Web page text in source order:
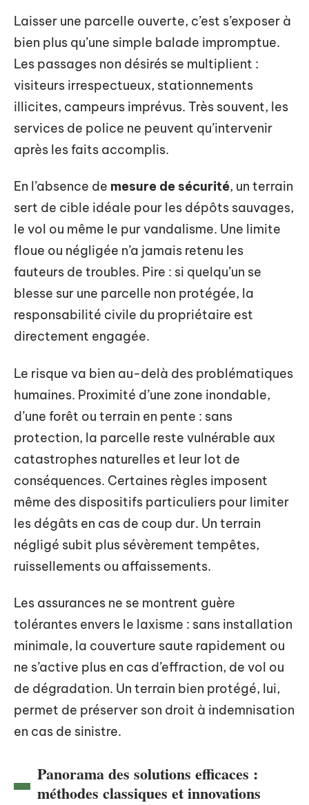
Laisser une parcelle ouverte, c’est s’exposer à
bien plus qu’une simple balade impromptue.
Les passages non désirés se multiplient :
visiteurs irrespectueux, stationnements
illicites, campeurs imprévus. Très souvent, les
services de police ne peuvent qu’intervenir
après les faits accomplis.
En l’absence de mesure de sécurité, un terrain
sert de cible idéale pour les dépôts sauvages,
le vol ou même le pur vandalisme. Une limite
floue ou négligée n’a jamais retenu les
fauteurs de troubles. Pire : si quelqu’un se
blesse sur une parcelle non protégée, la
responsabilité civile du propriétaire est
directement engagée.
Le risque va bien au-delà des problématiques
humaines. Proximité d’une zone inondable,
d’une forêt ou terrain en pente : sans
protection, la parcelle reste vulnérable aux
catastrophes naturelles et leur lot de
conséquences. Certaines règles imposent
même des dispositifs particuliers pour limiter
les dégâts en cas de coup dur. Un terrain
négligé subit plus sévèrement tempêtes,
ruissellements ou affaissements.
Les assurances ne se montrent guère
tolérantes envers le laxisme : sans installation
minimale, la couverture saute rapidement ou
ne s’active plus en cas d’effraction, de vol ou
de dégradation. Un terrain bien protégé, lui,
permet de préserver son droit à indemnisation
en cas de sinistre.
Panorama des solutions efficaces :
méthodes classiques et innovations